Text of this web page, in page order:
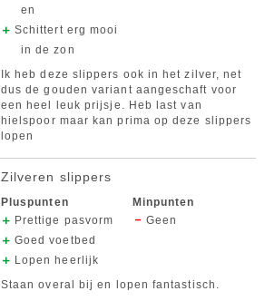
en
Schittert erg mooi
in de zon
Ik heb deze slippers ook in het zilver, net
dus de gouden variant aangeschaft voor
een heel leuk prijsje. Heb last van
hielspoor maar kan prima op deze slippers
lopen
Zilveren slippers
Pluspunten
Prettige pasvorm
Goed voetbed
Lopen heerlijk
Minpunten
Geen
Staan overal bij en lopen fantastisch.